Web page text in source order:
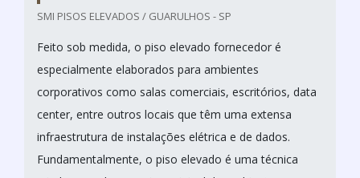
SMI PISOS ELEVADOS / GUARULHOS - SP
Feito sob medida, o piso elevado fornecedor é
especialmente elaborados para ambientes
corporativos como salas comerciais, escritórios, data
center, entre outros locais que têm uma extensa
infraestrutura de instalações elétrica e de dados.
Fundamentalmente, o piso elevado é uma técnica